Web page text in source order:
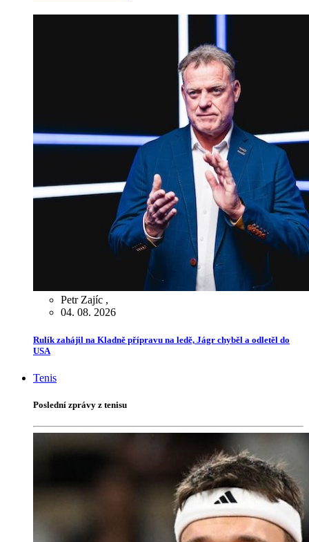
Petr Zajíc ,
04. 08. 2026
Rulík zahájil na Kladně přípravu na ledě, Jágr chyběl a odletěl do
USA
Tenis
Poslední zprávy z tenisu